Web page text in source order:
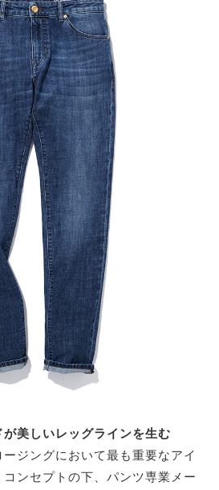
美しいレッグラインを生む
ージングにおいて最も重要なアイ
ンセプトの下、パンツ専業メー